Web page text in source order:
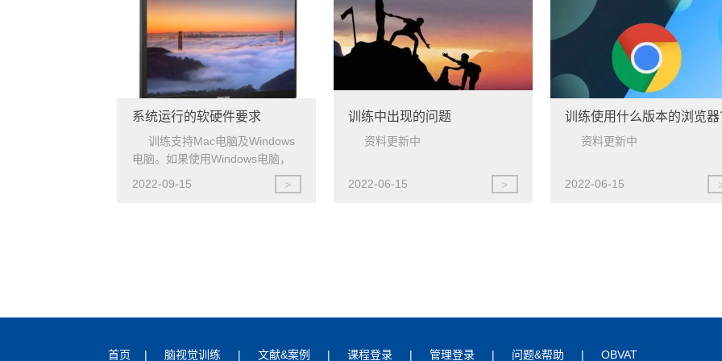
系统运行的软硬件要求
训练支持Mac电脑及Windows
电脑。如果使用Windows电脑，
建议使用Windows 7及以上版本。
2022-09-15 >
训练中出现的问题
资料更新中
2022-06-15 >
训练使用什么版本的浏览
资料更新中
2022-06-15
首页 | 脑视觉训练 | 文献&案例 | 课程登录 | 管理登录 | 问题&帮助 | OBVAT